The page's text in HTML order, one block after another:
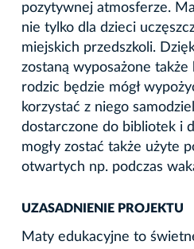
pozytywnej atmosferze.
nie tylko dla dzieci
miejskich przedszkoli.
zostaną wyposażone także
rodzic będzie mógł
korzystać z niego
dostarczone do bibliotek i
mogły zostać także użyte
otwartych np. podczas
UZASADNIENIE PROJEKTU
Maty edukacyjne to